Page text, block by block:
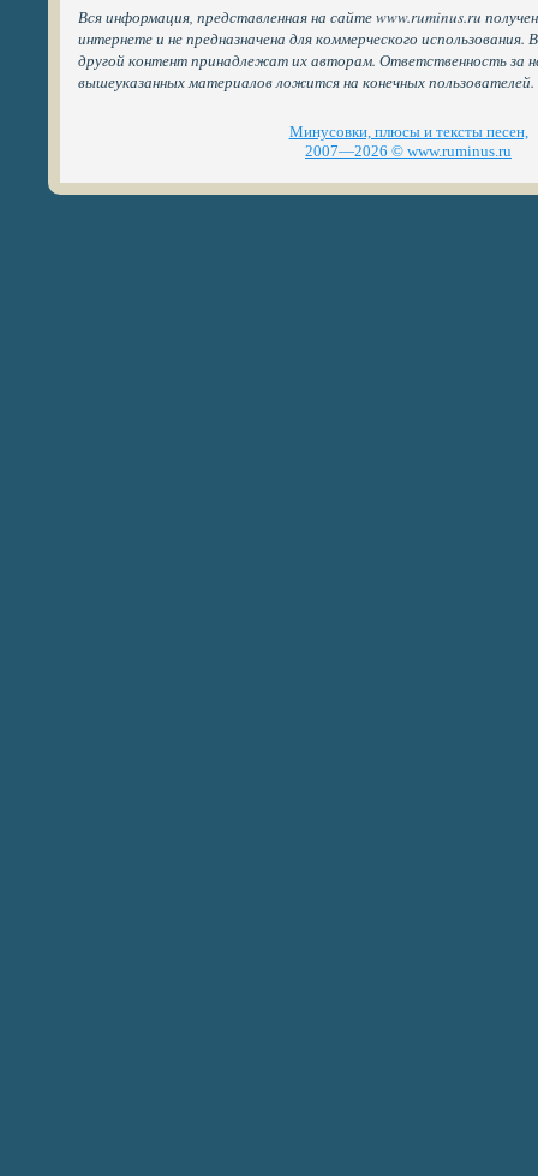
Вся информация, представленная на сайте www.ruminus.ru
интернете и не предназначена для коммерческого
другой контент принадлежат их авторам. Ответственность за
вышеуказанных материалов ложится на конечных пользователей.
Минусовки, плюсы и тексты песен,
2007—2026 © www.ruminus.ru